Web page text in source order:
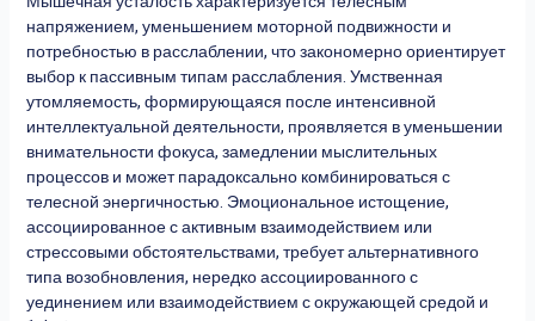
напряжением, уменьшением моторной подвижности и
потребностью в расслаблении, что закономерно ориентирует
выбор к пассивным типам расслабления. Умственная
утомляемость, формирующаяся после интенсивной
интеллектуальной деятельности, проявляется в уменьшении
внимательности фокуса, замедлении мыслительных
процессов и может парадоксально комбинироваться с
телесной энергичностью. Эмоциональное истощение,
ассоциированное с активным взаимодействием или
стрессовыми обстоятельствами, требует альтернативного
типа возобновления, нередко ассоциированного с
уединением или взаимодействием с окружающей средой и